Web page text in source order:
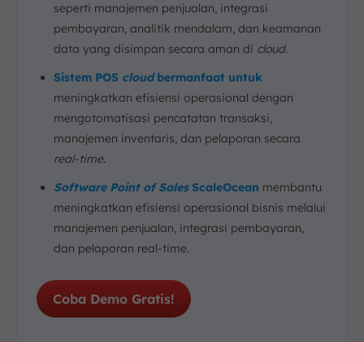
seperti manajemen penjualan, integrasi
pembayaran, analitik mendalam, dan keamanan
data yang disimpan secara aman di cloud.
Sistem POS cloudbermanfaat untuk
meningkatkan efisiensi operasional dengan
mengotomatisasi pencatatan transaksi,
manajemen inventaris, dan pelaporan secara
real-time.
Software Point of SalesScaleOcean membantu
meningkatkan efisiensi operasional bisnis melalui
manajemen penjualan, integrasi pembayaran,
dan pelaporan real-time.
Coba Demo Gratis!